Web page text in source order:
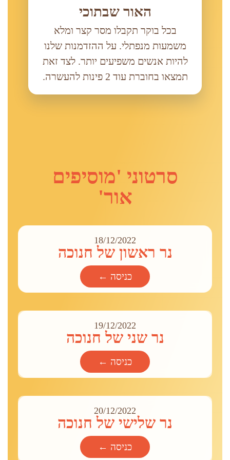
האור שבתוכי
בכל בוקר תקבלו מסר קצר ומלא
משמעות מנפתלי. על ההזדמנות שלנו
להיות אנשים משפיעים יותר. לצד זאת
תמצאו בחוברת עוד 2 פינות להעשרה.
סרטוני 'מוסיפים
אור'
18/12/2022
נר ראשון של חנוכה
כניסה ←
19/12/2022
נר שני של חנוכה
כניסה ←
20/12/2022
נר שלישי של חנוכה
כניסה ←